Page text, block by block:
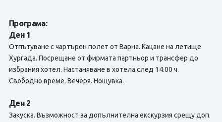
Програма:
Ден 1
Отпътуване с чартърен полет от Варна. Кацане на летище
Хургада. Посрещане от фирмата партньор и трансфер до
избрания хотел. Настаняване в хотела след 14.00 ч.
Свободно време. Вечеря. Нощувка.
Ден 2
Закуска. Възможност за допълнителна екскурзия срещу доп.